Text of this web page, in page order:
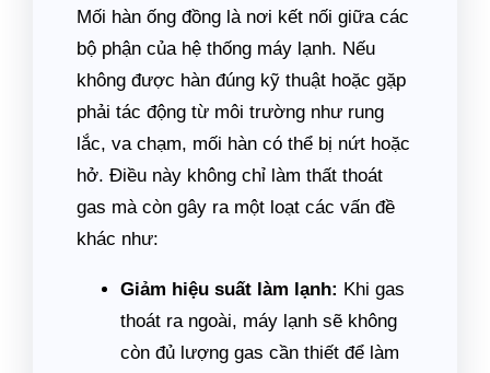
Mối hàn ống đồng là nơi kết nối giữa các
bộ phận của hệ thống máy lạnh. Nếu
không được hàn đúng kỹ thuật hoặc gặp
phải tác động từ môi trường như rung
lắc, va chạm, mối hàn có thể bị nứt hoặc
hở. Điều này không chỉ làm thất thoát
gas mà còn gây ra một loạt các vấn đề
khác như:
Giảm hiệu suất làm lạnh: Khi gas
thoát ra ngoài, máy lạnh sẽ không
còn đủ lượng gas cần thiết để làm